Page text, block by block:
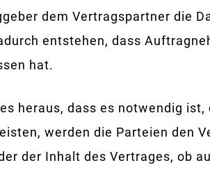
dem Vertragspartner die
entstehen, dass
hat.
heraus, dass es notwendig
werden die Parteien den
der Inhalt des Vertrages, ob